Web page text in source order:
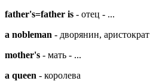
father's=father is - отец - ...
a nobleman - дворянин, аристократ
mother's - мать - ...
a queen - королева